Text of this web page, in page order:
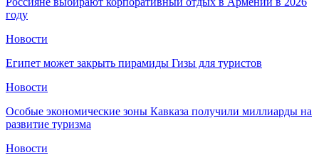
году
Новости
Египет может закрыть пирамиды Гизы для туристов
Новости
Особые экономические зоны Кавказа получили миллиарды на
развитие туризма
Новости